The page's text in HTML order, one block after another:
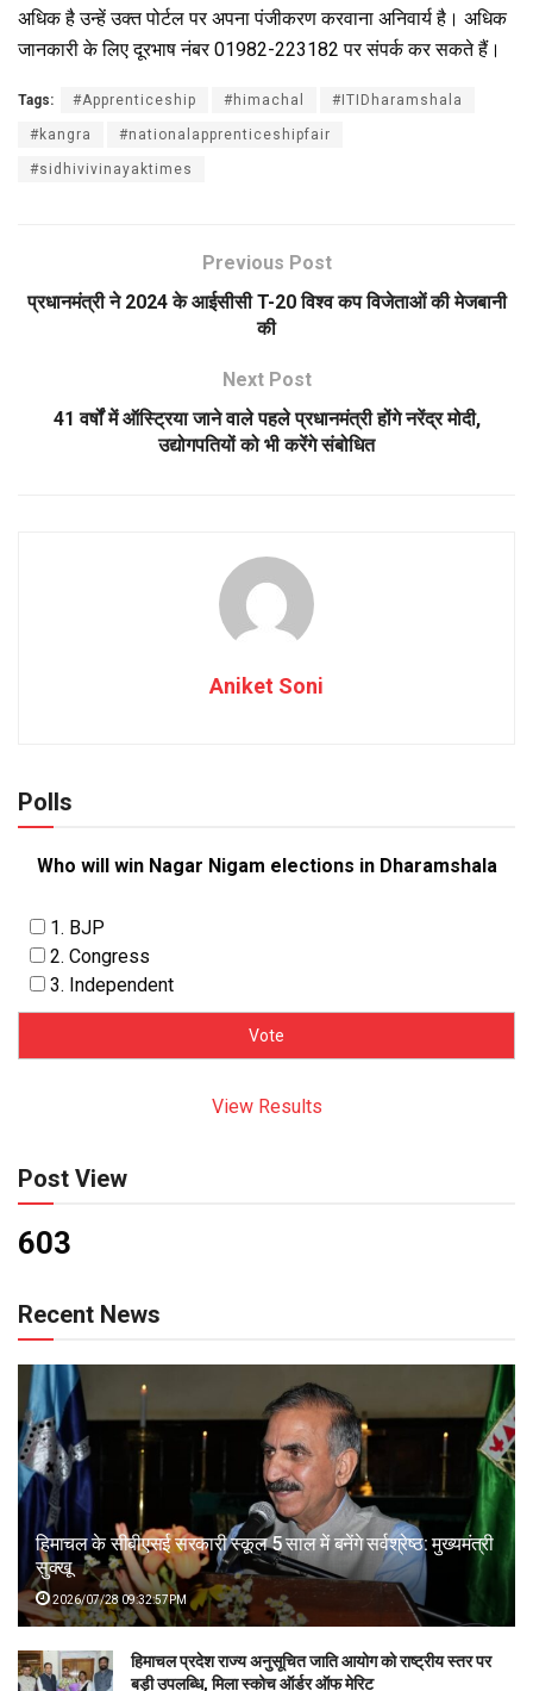
अधिक है उन्हें उक्त पोर्टल पर अपना पंजीकरण करवाना अनिवार्य है। अधिक
जानकारी के लिए दूरभाष नंबर 01982-223182 पर संपर्क कर सकते हैं।
Tags: #Apprenticeship #himachal #ITIDharamshala
#kangra #nationalapprenticeshipfair
#sidhivivinayaktimes
Previous Post
प्रधानमंत्री ने 2024 के आईसीसी T-20 विश्व कप विजेताओं की मेजबानी
की
Next Post
41 वर्षों में ऑस्ट्रिया जाने वाले पहले प्रधानमंत्री होंगे नरेंद्र मोदी,
उद्योगपतियों को भी करेंगे संबोधित
Aniket Soni
Polls
Who will win Nagar Nigam elections in Dharamshala
1. BJP
2. Congress
3. Independent
View Results
Post View
603
Recent News
हिमाचल के सीबीएसई सरकारी स्कूल 5 साल में बनेंगे सर्वश्रेष्ठ: मुख्यमंत्री
सुक्खू
2026/07/28 09:32:57PM
हिमाचल प्रदेश राज्य अनुसूचित जाति आयोग को राष्ट्रीय स्तर पर
बड़ी उपलब्धि, मिला स्कोच ऑर्डर ऑफ मेरिट